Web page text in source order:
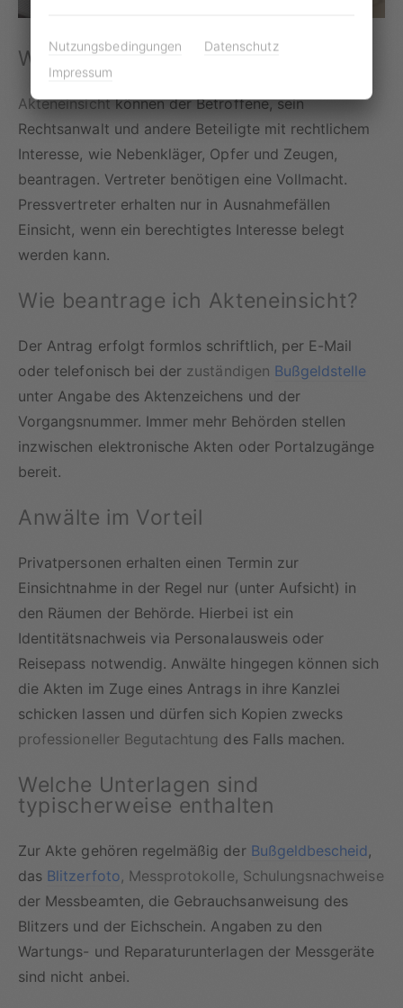
Wen es betrifft
Akteneinsichtkönnen der Betroffene, sein
Rechtsanwalt und andere Beteiligte mit rechtlichem
Interesse, wie Nebenkläger, Opfer und Zeugen,
beantragen. Vertreter benötigen eine Vollmacht.
Pressvertreter erhalten nur in Ausnahmefällen
Einsicht, wenn ein berechtigtes Interesse belegt
werden kann.
Wie beantrage ich Akteneinsicht?
Der Antrag erfolgt formlos schriftlich, per E-Mail
oder telefonisch bei der zuständigen Bußgeldstelle
unter Angabe des Aktenzeichens und der
Vorgangsnummer. Immer mehr Behörden stellen
inzwischen elektronische Akten oder Portalzugänge
bereit.
Anwälte im Vorteil
Privatpersonen erhalten einen Termin zur
Einsichtnahme in der Regel nur (unter Aufsicht) in
den Räumen der Behörde. Hierbei ist ein
Identitätsnachweis via Personalausweis oder
Reisepass notwendig. Anwälte hingegen können sich
die Akten im Zuge eines Antrags in ihre Kanzlei
schicken lassen und dürfen sich Kopien zwecks
professioneller Begutachtung des Falls machen.
Welche Unterlagen sind
typischerweise enthalten
Zur Akte gehören regelmäßig der Bußgeldbescheid,
das Blitzerfoto, Messprotokolle, Schulungsnachweise
der Messbeamten, die Gebrauchsanweisung des
Blitzers und der Eichschein. Angaben zu den
Wartungs- und Reparaturunterlagen der Messgeräte
sind nicht anbei.
Nutzungsbedingungen
Datenschutz
Impressum